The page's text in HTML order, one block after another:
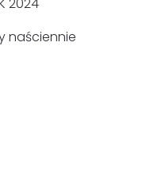
naściennie